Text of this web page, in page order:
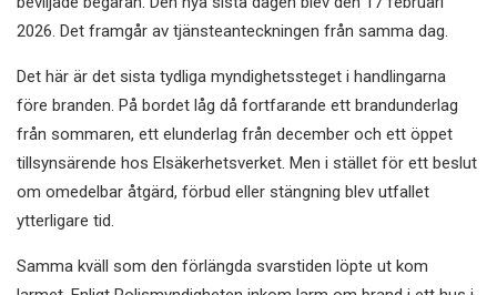
2026. Det framgår av tjänsteanteckningen från samma dag.
Det här är det sista tydliga myndighetssteget i handlingarna
före branden. På bordet låg då fortfarande ett brandunderlag
från sommaren, ett elunderlag från december och ett öppet
tillsynsärende hos Elsäkerhetsverket. Men i stället för ett beslut
om omedelbar åtgärd, förbud eller stängning blev utfallet
ytterligare tid.
Samma kväll som den förlängda svarstiden löpte ut kom